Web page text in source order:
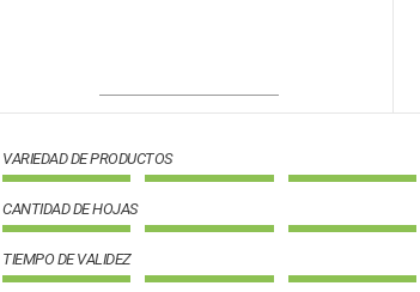
VARIEDAD DE PRODUCTOS
CANTIDAD DE HOJAS
TIEMPO DE VALIDEZ